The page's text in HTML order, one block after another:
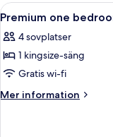
Öppna
alla
foton
för
Premium
one
7
Premium one
4 sovplatser
1 kingsize-säng
Gratis wi-fi
Mer information
Mer